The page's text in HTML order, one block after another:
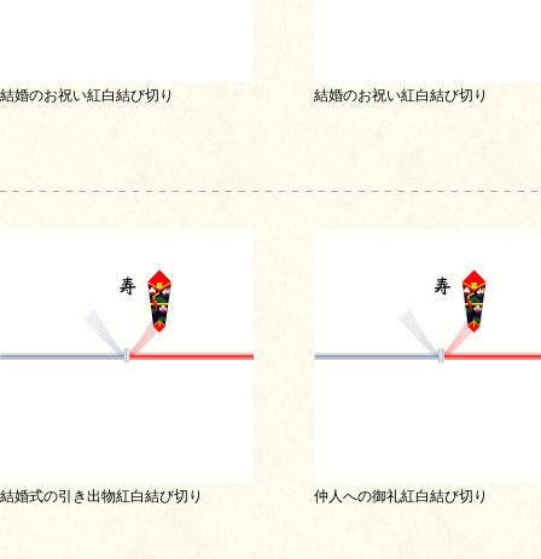
結婚のお祝い紅白結び切り 結婚のお祝い紅白結び切り
結婚式の引き出物紅白結び切り 仲人への御礼紅白結び切り